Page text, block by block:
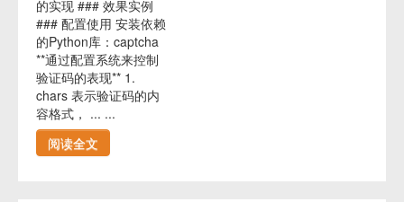
的实现 ### 效果实例
### 配置使用 安装依赖
的Python库：captcha
**通过配置系统来控制
验证码的表现** 1.
chars 表示验证码的内
容格式， ... ...
阅读全文